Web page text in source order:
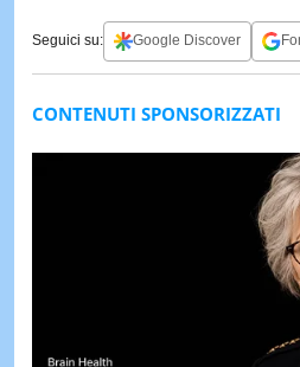
Seguici su: Google Discover